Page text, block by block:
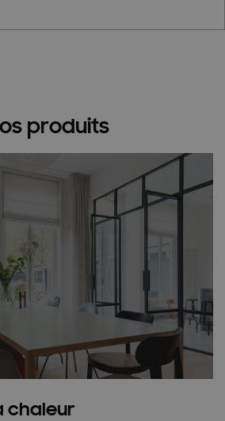
produits
chaleur